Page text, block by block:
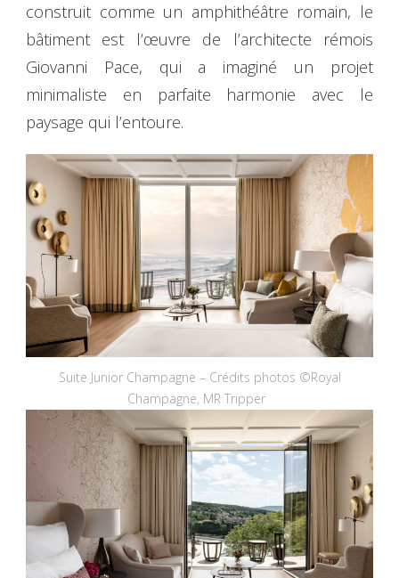
construit comme un amphithéâtre romain, le
bâtiment est l’œuvre de l’architecte rémois
Giovanni Pace, qui a imaginé un projet
minimaliste en parfaite harmonie avec le
paysage qui l’entoure.
Suite Junior Champagne – Crédits photos ©Royal
Champagne, MR Tripper